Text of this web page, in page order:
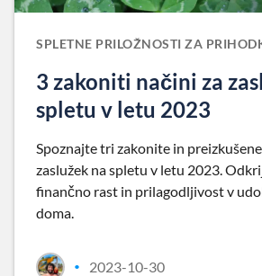
SPLETNE PRILOŽNOSTI ZA
3 zakoniti načini za
spletu v letu 2023
Spoznajte tri zakonite in
zaslužek na spletu v letu 2023.
finančno rast in prilagodljivost v
doma.
• 2023-10-30